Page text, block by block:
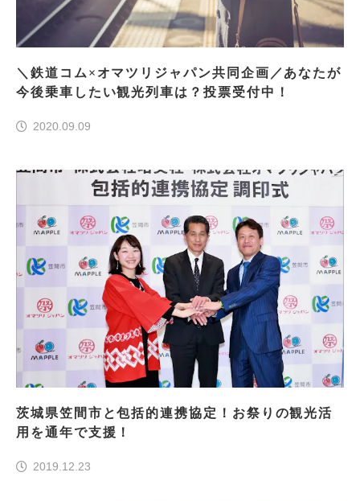
＼鉄道コム×オマツリジャパン共同企画／あなたが
今後乗車したい観光列車は？投票受付中！
2020.09.09
茨城県笠間市と包括的連携協定！お祭りの観光活
用を通年で支援！
2019.12.23